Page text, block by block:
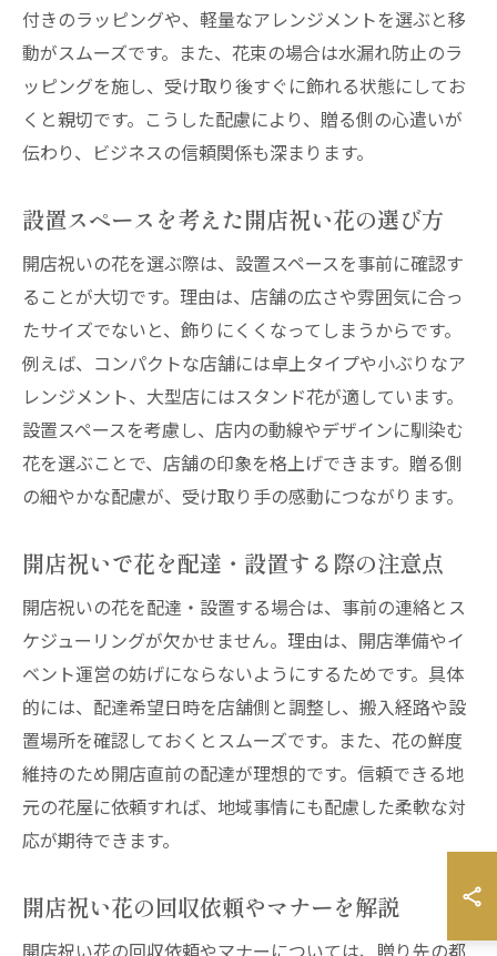
付きのラッピングや、軽量なアレンジメントを選ぶと移
動がスムーズです。また、花束の場合は水漏れ防止のラ
ッピングを施し、受け取り後すぐに飾れる状態にしてお
くと親切です。こうした配慮により、贈る側の心遣いが
伝わり、ビジネスの信頼関係も深まります。
設置スペースを考えた開店祝い花の選び方
開店祝いの花を選ぶ際は、設置スペースを事前に確認す
ることが大切です。理由は、店舗の広さや雰囲気に合っ
たサイズでないと、飾りにくくなってしまうからです。
例えば、コンパクトな店舗には卓上タイプや小ぶりなア
レンジメント、大型店にはスタンド花が適しています。
設置スペースを考慮し、店内の動線やデザインに馴染む
花を選ぶことで、店舗の印象を格上げできます。贈る側
の細やかな配慮が、受け取り手の感動につながります。
開店祝いで花を配達・設置する際の注意点
開店祝いの花を配達・設置する場合は、事前の連絡とス
ケジューリングが欠かせません。理由は、開店準備やイ
ベント運営の妨げにならないようにするためです。具体
的には、配達希望日時を店舗側と調整し、搬入経路や設
置場所を確認しておくとスムーズです。また、花の鮮度
維持のため開店直前の配達が理想的です。信頼できる地
元の花屋に依頼すれば、地域事情にも配慮した柔軟な対
応が期待できます。
開店祝い花の回収依頼やマナーを解説
開店祝い花の回収依頼やマナーについては、贈り先の都